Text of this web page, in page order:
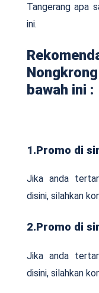
Tangerang apa
ini.
bawah ini :
1.Promo di
Jika anda
disini, silahkan
2.Promo di
Jika anda
disini, silahkan